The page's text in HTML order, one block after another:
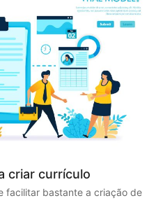
criar currículo
facilitar bastante a criação de